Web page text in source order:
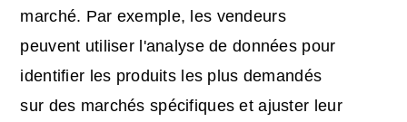
marché. Par exemple, les vendeurs
peuvent utiliser l'analyse de données pour
identifier les produits les plus demandés
sur des marchés spécifiques et ajuster leur